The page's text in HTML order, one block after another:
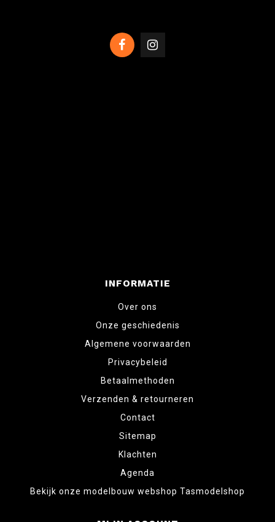
INFORMATIE
Over ons
Onze geschiedenis
Algemene voorwaarden
Privacybeleid
Betaalmethoden
Verzenden & retourneren
Contact
Sitemap
Klachten
Agenda
Bekijk onze modelbouw webshop Tasmodelshop